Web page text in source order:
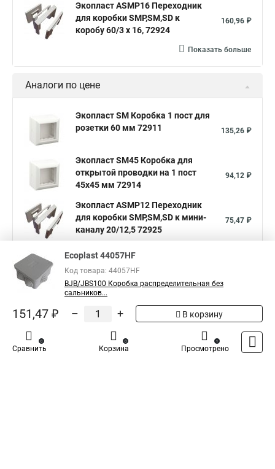
Экопласт ASMP16 Переходник
для коробки SMP,SM,SD к
коробу 60/3 х 16, 72924
160,96 ₽
Показать больше
Аналоги по цене
Экопласт SM Коробка 1 пост для
розетки 60 мм 72911
135,26 ₽
Экопласт SM45 Коробка для
открытой проводки на 1 пост
45х45 мм 72914
94,12 ₽
Экопласт ASMP12 Переходник
для коробки SMP,SM,SD к мини-
каналу 20/12,5 72925
75,47 ₽
Написать отзыв
Общая оценка товара: 5
Официальный поставщик компанииEcoplast в
России
Ecoplast 44057HF
Код товара: 44057HF
BJB/JBS100 Коробка распределительная без
сальников...
151,47 ₽ – + В корзину
Сравнить
0
Корзина
0
Просмотрено
1